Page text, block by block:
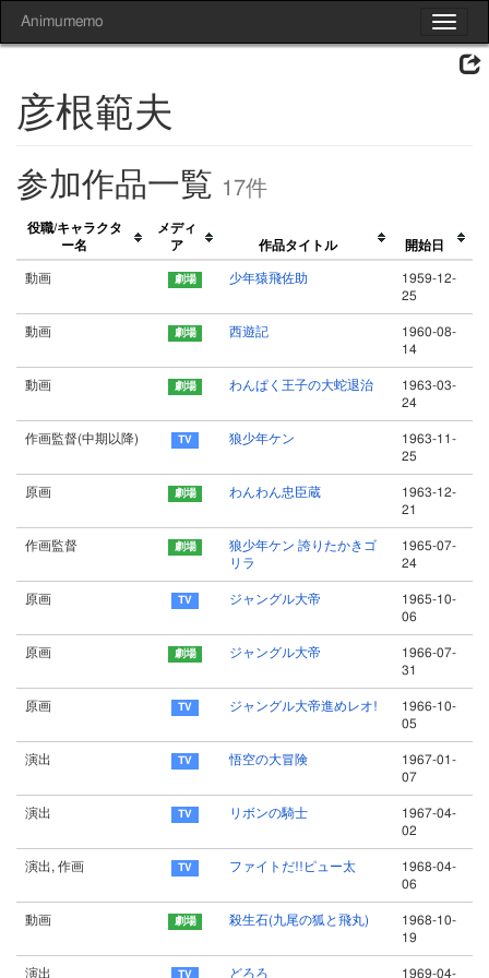
Toggle
Animumemo
彦根範夫
参加作品一覧 17件
役職/キャラクタ
ー名
メディ
ア
作品タイトル 開始日
動画 少年猿飛佐助
1959-12-
25
動画 西遊記
1960-08-
14
動画 わんぱく王子の大蛇退治
1963-03-
24
作画監督(中期以降) 狼少年ケン
1963-11-
25
原画 わんわん忠臣蔵
1963-12-
21
作画監督
狼少年ケン 誇りたかきゴ
リラ
1965-07-
24
原画 ジャングル大帝
1965-10-
06
原画 ジャングル大帝
1966-07-
31
原画 ジャングル大帝進めレオ!
1966-10-
05
演出 悟空の大冒険
1967-01-
07
演出 リボンの騎士
1967-04-
02
演出, 作画 ファイトだ!!ピュー太
1968-04-
06
動画 殺生石(九尾の狐と飛丸)
1968-10-
19
演出 どろろ 1969-04-